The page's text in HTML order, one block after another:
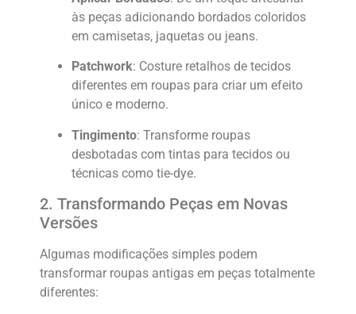
às peças adicionando bordados coloridos
em camisetas, jaquetas ou jeans.
Patchwork: Costure retalhos de tecidos
diferentes em roupas para criar um efeito
único e moderno.
Tingimento: Transforme roupas
desbotadas com tintas para tecidos ou
técnicas como tie-dye.
2. Transformando Peças em Novas
Versões
Algumas modificações simples podem
transformar roupas antigas em peças totalmente
diferentes: